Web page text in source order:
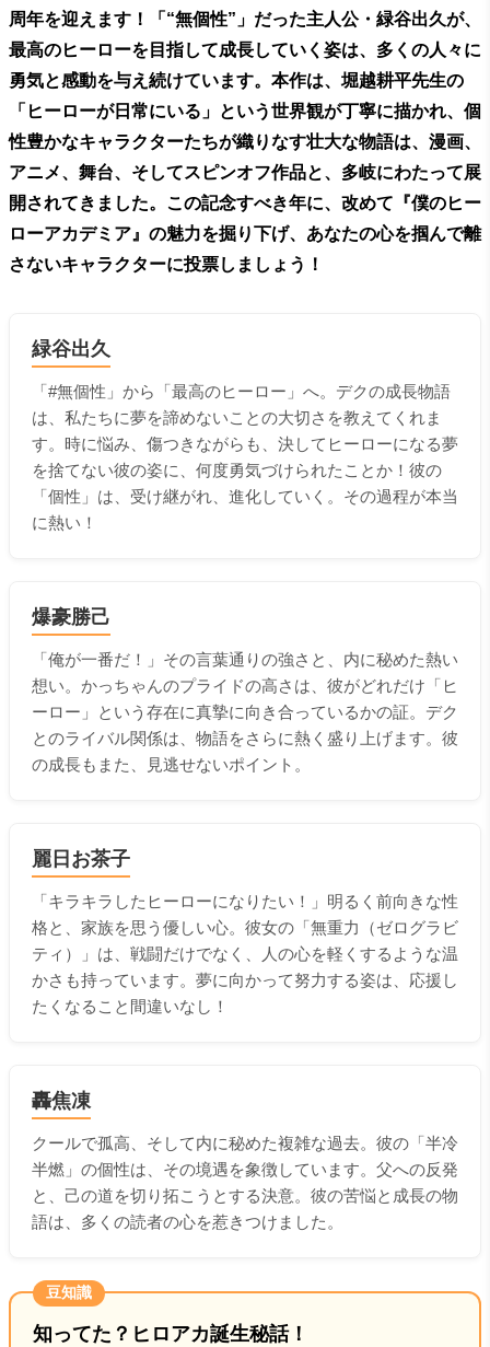
周年を迎えます！「“無個性”」だった主人公・緑谷出久が、
最高のヒーローを目指して成長していく姿は、多くの人々に
勇気と感動を与え続けています。本作は、堀越耕平先生の
「ヒーローが日常にいる」という世界観が丁寧に描かれ、個
性豊かなキャラクターたちが織りなす壮大な物語は、漫画、
アニメ、舞台、そしてスピンオフ作品と、多岐にわたって展
開されてきました。この記念すべき年に、改めて『僕のヒー
ローアカデミア』の魅力を掘り下げ、あなたの心を掴んで離
さないキャラクターに投票しましょう！
緑谷出久
「#無個性」から「最高のヒーロー」へ。デクの成長物語
は、私たちに夢を諦めないことの大切さを教えてくれま
す。時に悩み、傷つきながらも、決してヒーローになる夢
を捨てない彼の姿に、何度勇気づけられたことか！彼の
「個性」は、受け継がれ、進化していく。その過程が本当
に熱い！
爆豪勝己
「俺が一番だ！」その言葉通りの強さと、内に秘めた熱い
想い。かっちゃんのプライドの高さは、彼がどれだけ「ヒ
ーロー」という存在に真摯に向き合っているかの証。デク
とのライバル関係は、物語をさらに熱く盛り上げます。彼
の成長もまた、見逃せないポイント。
麗日お茶子
「キラキラしたヒーローになりたい！」明るく前向きな性
格と、家族を思う優しい心。彼女の「無重力（ゼログラビ
ティ）」は、戦闘だけでなく、人の心を軽くするような温
かさも持っています。夢に向かって努力する姿は、応援し
たくなること間違いなし！
轟焦凍
クールで孤高、そして内に秘めた複雑な過去。彼の「半冷
半燃」の個性は、その境遇を象徴しています。父への反発
と、己の道を切り拓こうとする決意。彼の苦悩と成長の物
語は、多くの読者の心を惹きつけました。
豆知識
知ってた？ヒロアカ誕生秘話！